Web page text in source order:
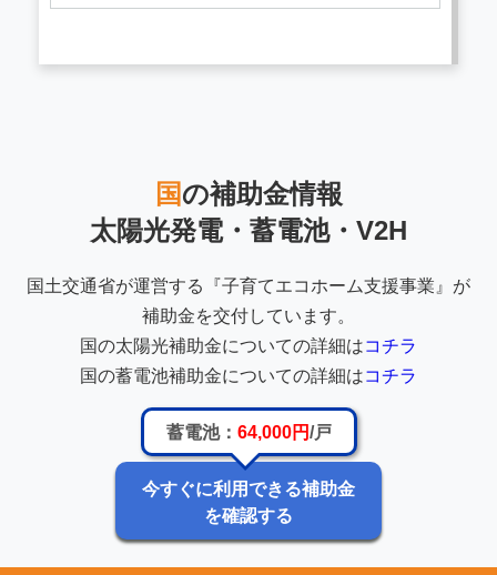
国の補助金情報
太陽光発電・蓄電池・V2H
国土交通省が運営する『子育てエコホーム支援事業』が
補助金を交付しています。
国の太陽光補助金についての詳細はコチラ
国の蓄電池補助金についての詳細はコチラ
蓄電池： 64,000円/戸
今すぐに利用できる補助金
を確認する